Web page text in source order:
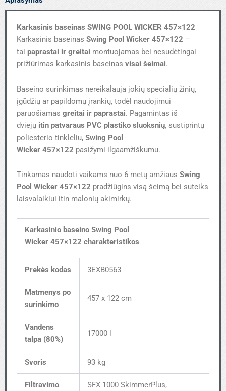
Karkasinis baseinas SWING POOL WICKER 457×122
Karkasinis baseinas Swing Pool Wicker 457×122 –
tai paprastai ir greitai montuojamas bei nesudėtingai
prižiūrimas karkasinis baseinas visai šeimai.
Baseino surinkimas nereikalauja jokių specialių žinių,
įgūdžių ar papildomų įrankių, todėl naudojimui
paruošiamas greitai ir paprastai. Pagamintas iš
dviejų itin patvaraus PVC plastiko sluoksnių, sustiprintų
poliesterio tinkleliu, Swing Pool
Wicker 457×122 pasižymi ilgaamžiškumu.
Tinkamas naudoti vaikams nuo 6 metų amžiaus Swing
Pool Wicker 457×122 pradžiūgins visą šeimą bei suteiks
laisvalaikiui itin malonių akimirkų.
Karkasinio baseino Swing Pool
Wicker 457×122 charakteristikos
Prekės kodas 3EXB0563
Matmenys po
surinkimo
457 x 122 cm
Vandens
talpa (80%)
17000 l
Svoris 93 kg
Filtravimo
SFX 1000 SkimmerPlus,